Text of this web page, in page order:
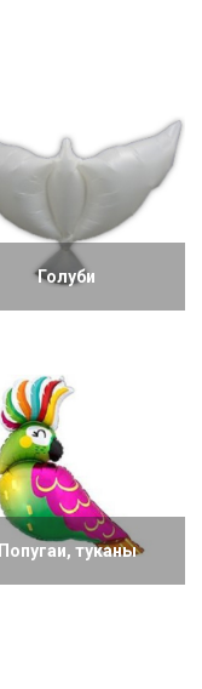
Голуби
Попугаи, туканы